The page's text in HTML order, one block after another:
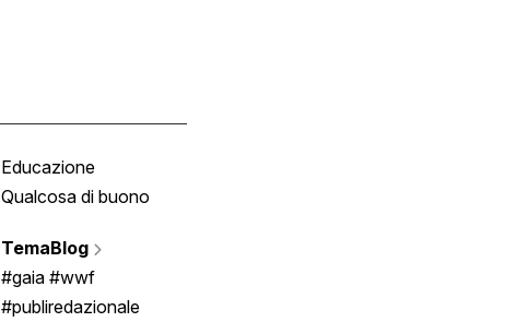
Educazione
Qualcosa di buono
TemaBlog
#gaia #wwf
#publiredazionale